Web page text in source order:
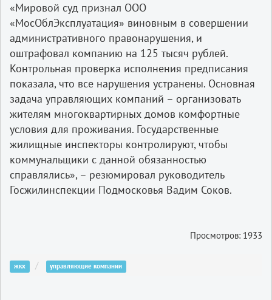
«Мировой суд признал ООО
«МосОблЭксплуатация» виновным в совершении
административного правонарушения, и
оштрафовал компанию на 125 тысяч рублей.
Контрольная проверка исполнения предписания
показала, что все нарушения устранены. Основная
задача управляющих компаний – организовать
жителям многоквартирных домов комфортные
условия для проживания. Государственные
жилищные инспекторы контролируют, чтобы
коммунальщики с данной обязанностью
справлялись», – резюмировал руководитель
Госжилинспекции Подмосковья Вадим Соков.
Просмотров: 1933
жкх управляющие компании